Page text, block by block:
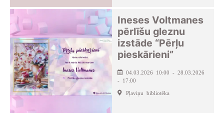
Ineses Voltmanes
pērlīšu gleznu
izstāde “Pērļu
pieskārieni”
04.03.2026 10:00 - 28.03.2026
- 17:00
Pļaviņu bibliotēka